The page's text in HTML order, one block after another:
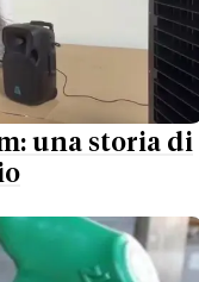
una storia di